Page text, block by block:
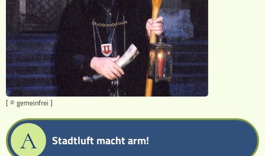
Videos
Mach mit!
Buchtipps
Schulmaterialien
Museen
[ © gemeinfrei ]
A Stadtluft macht arm!